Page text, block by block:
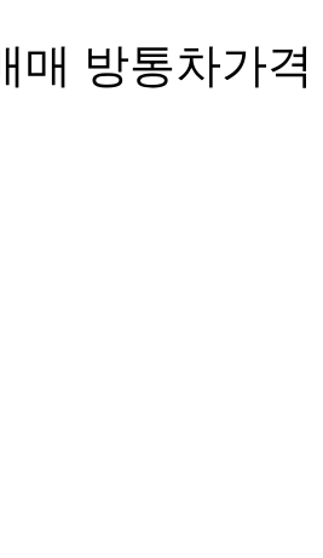
매 방통차가